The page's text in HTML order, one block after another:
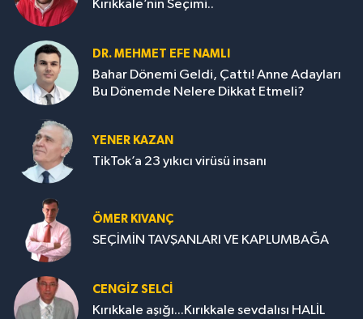
Kırıkkale’nin Seçimi..
DR. MEHMET EFE NAMLI
Bahar Dönemi Geldi, Çattı! Anne Adayları
Bu Dönemde Nelere Dikkat Etmeli?
YENER KAZAN
TikTok’a 23 yıkıcı virüsü insanı
ÖMER KIVANÇ
SEÇİMİN TAVŞANLARI VE KAPLUMBAĞA
CENGİZ SELCİ
Kırıkkale aşığı...Kırıkkale sevdalısı HALİL